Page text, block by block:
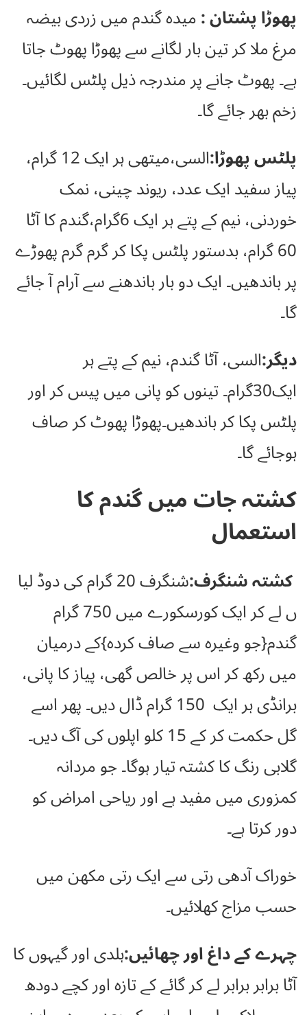
پھوڑا پشتان :میدہ گندم میں زردی بیضہ
مرغ ملا کر تین بار لگانے سے پھوڑا پھوٹ جاتا
ہے۔ پھوٹ جانے پر مندرجہ ذیل پلٹس لگائیں۔
زخم بھر جائے گا۔
پلٹس پھوڑا:
السی،میتھی ہر ایک 12 گرام،
پیاز سفید ایک عدد، ریوند چینی، نمک
خوردنی، نیم کے پتے ہر ایک 6گرام،گندم کا آٹا
60 گرام، بدستور پلٹس پکا کر گرم گرم پھوڑے
پر باندھیں۔ ایک دو بار باندھنے سے آرام آ جائے
گا۔
دیگر:السی، آٹا گندم، نیم کے پتے ہر
ایک30گرام۔ تینوں کو پانی میں پیس کر اور
پلٹس پکا کر باندھیں۔پھوڑا پھوٹ کر صاف
ہوجائے گا۔
کشتہ جات میں گندم کا
استعمال
کشتہ شنگرف:
شنگرف 20 گرام کی دوڈ لیا
ں لے کر ایک کورسکورے میں 750 گرام
گندم{جو وغیرہ سے صاف کردہ}کے درمیان
میں رکھ کر اس پر خالص گھی، پیاز کا پانی،
برانڈی ہر ایک 150 گرام ڈال دیں۔ پھر اسے
گل حکمت کر کے 15 کلو اپلوں کی آگ دیں۔
گلابی رنگ کا کشتہ تیار ہوگا۔ جو مردانہ
کمزوری میں مفید ہے اور ریاحی امراض کو
دور کرتا ہے۔
خوراک آدھی رتی سے ایک رتی مکھن میں
حسب مزاج کھلائیں۔
چہرے کے داغ اور چھائیں:ہلدی اور گیہوں کا
آٹا برابر برابر لے کر گائے کے تازہ اور کچے دودھ